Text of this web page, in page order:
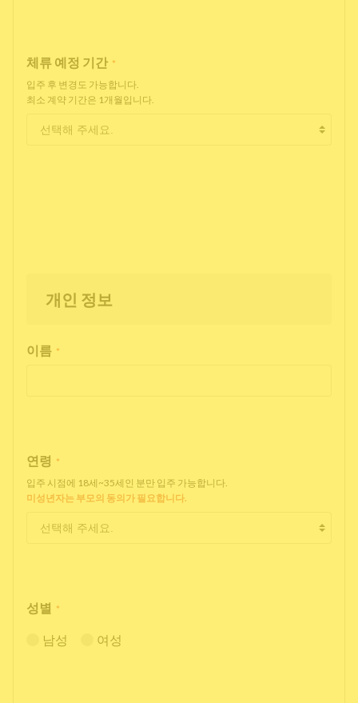
체류 예정 기간 *
입주 후 변경도 가능합니다.
최소 계약 기간은 1개월입니다.
개인 정보
이름 *
연령 *
입주 시점에 18세~35세인 분만 입주 가능합니다.
미성년자는 부모의 동의가 필요합니다.
성별 *
남성 여성